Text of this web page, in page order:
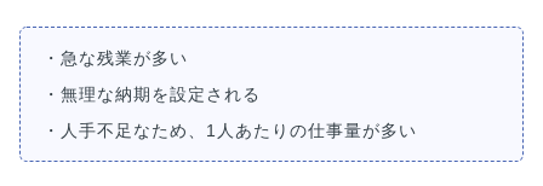
・急な残業が多い
・無理な納期を設定される
・人手不足なため、1人あたりの仕事量が多い